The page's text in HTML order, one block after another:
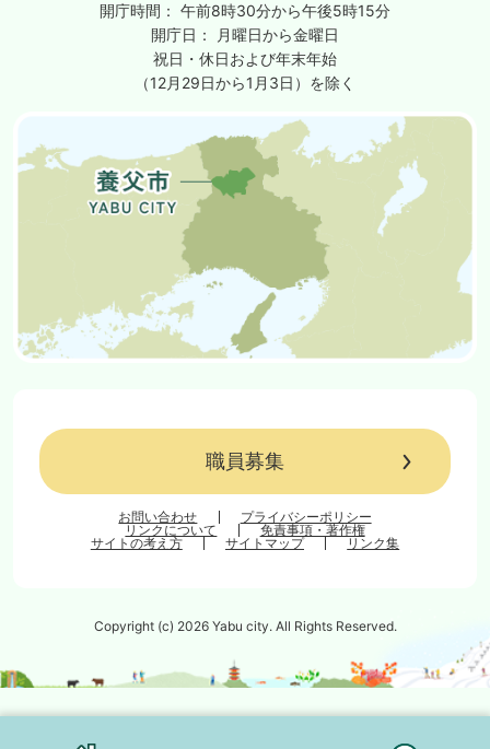
開庁時間： 午前8時30分から午後5時15分
開庁日：
月曜日から金曜日
祝日・休日および年末年始
（12月29日から1月3日）を除く
職員募集
お問い合わせ
プライバシーポリシー
リンクについて
免責事項・著作権
サイトの考え方
サイトマップ リンク集
Copyright (c) 2026 Yabu city. All Rights Reserved.